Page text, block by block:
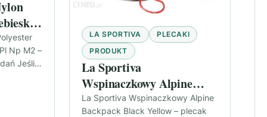
Np M2 –
Jeśli
LA SPORTIVA
PLECAKI
PRODUKT
La Sportiva
Wspinaczkowy Alpine
Backpack Black Yellow
La Sportiva Wspinaczkowy Alpine
Backpack Black Yellow – plecak